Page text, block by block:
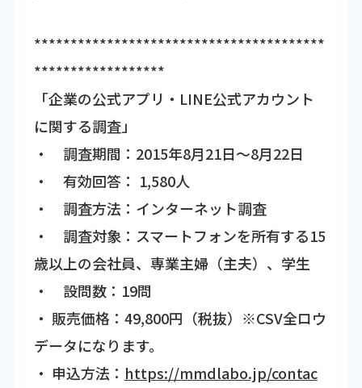
****************************************
******************
「企業の公式アプリ・LINE公式アカウント
に関する調査」
・ 調査期間：2015年8月21日～8月22日
・ 有効回答： 1,580人
・ 調査方法：インターネット調査
・ 調査対象：スマートフォンを所有する15
歳以上の会社員、専業主婦（主夫）、学生
・ 設問数：19問
・ 販売価格：49,800円（税抜）※CSV全ロウ
データになります。
・ 申込方法： https://mmdlabo.jp/contac